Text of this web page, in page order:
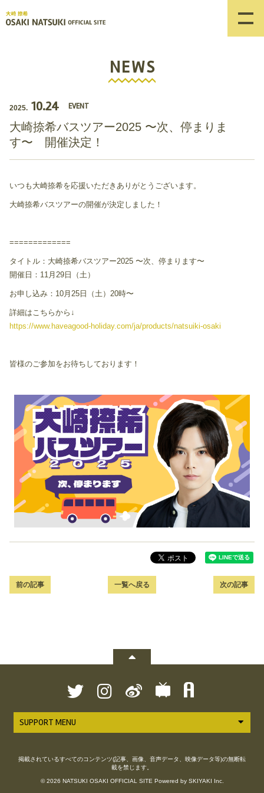
NEWS
2025. 10.24 EVENT
大崎捺希バスツアー2025 〜次、停まりま
す〜 開催決定！
いつも大崎捺希を応援いただきありがとうございます。
大崎捺希バスツアーの開催が決定しました！
=============
タイトル：大崎捺希バスツアー2025 〜次、停まります〜
開催日：11月29日（土）
お申し込み：10月25日（土）20時〜
詳細はこちらから↓
https://www.haveagood-holiday.com/ja/products/natsuiki-osaki
皆様のご参加をお待ちしております！
前の記事 一覧へ戻る 次の記事
SUPPORT MENU
掲載されているすべてのコンテンツ(記事、画像、音声データ、映像データ等)の無断転
載を禁じます。
© 2026 NATSUKI OSAKI OFFICIAL SITE Powered by SKIYAKI Inc.